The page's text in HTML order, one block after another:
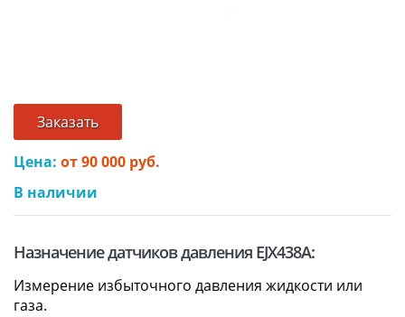
Заказать
Цена: от 90 000 руб.
В наличии
Назначение датчиков давления EJX438A:
Измерение избыточного давления жидкости или
газа.